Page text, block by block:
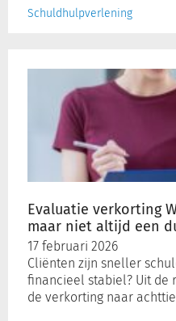
Schuldhulpverlening
Evaluatie verkorting
maar niet altijd een
17 februari 2026
Cliënten zijn sneller
financieel stabiel? Uit
de verkorting naar
Wsnp/Msnp:
een
duurzame
oplossing